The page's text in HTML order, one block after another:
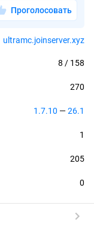
Проголосовать
ultramc.joinserver.xyz
8 / 158
270
1.7.10 — 26.1
1
205
0